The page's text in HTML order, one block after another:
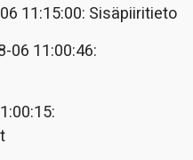
11:15:00: Sisäpiiritieto
06 11:00:46: